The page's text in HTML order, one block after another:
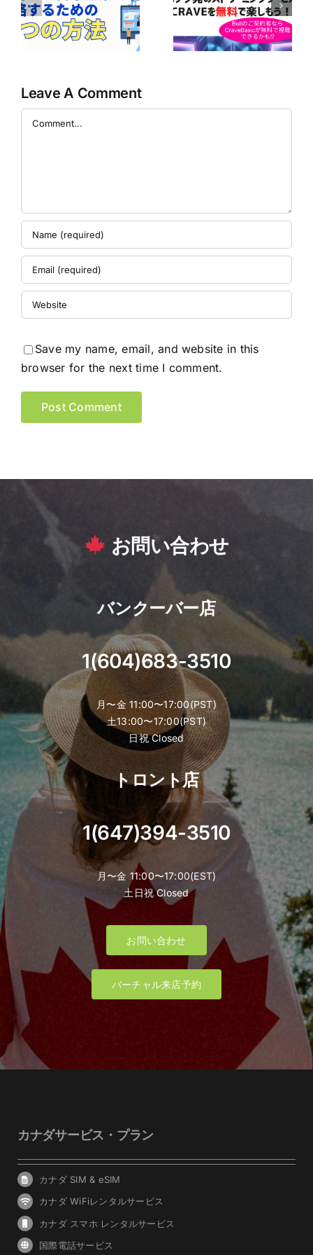
ーザー必見！
CraveのBasicプ
ランが無料で楽
しめるかも！？
年間無料！】
Perplexity Pro
AIの利用ガイド
Leave A Comment
Comment
Save my name, email, and website in this
browser for the next time I comment.
お問い合わせ
バンクーバー店
1(604)683-3510
月〜金 11:00〜17:00(PST)
土13:00〜17:00(PST)
日祝 Closed
トロント店
1(647)394-3510
月〜金 11:00〜17:00(EST)
土日祝 Closed
お問い合わせ
バーチャル来店予約
カナダサービス・プラン
カナダ SIM & eSIM
カナダ WiFiレンタルサービス
カナダ スマホ レンタルサービス
国際電話サービス